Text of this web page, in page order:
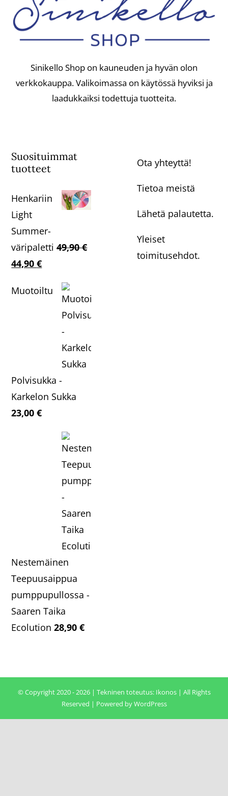
Sinikello Shop on kauneuden ja hyvän olon
verkkokauppa. Valikoimassa on käytössä hyviksi ja
laadukkaiksi todettuja tuotteita.
Suosituimmat
tuotteet
Henkariin
Light
Summer-
väripaletti 49,90€
Alkuperäinen
oli:
44,90€Nykyinen
hinta
on:
44,90 €.
Muotoiltu
Polvisukka -
Karkelon Sukka
23,00€
Nestemäinen
Teepuusaippua
pumppupullossa -
Saaren Taika
Ecolution 28,90€
Ota yhteyttä!
Tietoa meistä
Lähetä palautetta.
Yleiset
toimitusehdot.
© Copyright 2020 - 2026 | Tekninen toteutus: Ikonos| All Rights
Reserved | Powered byWordPress